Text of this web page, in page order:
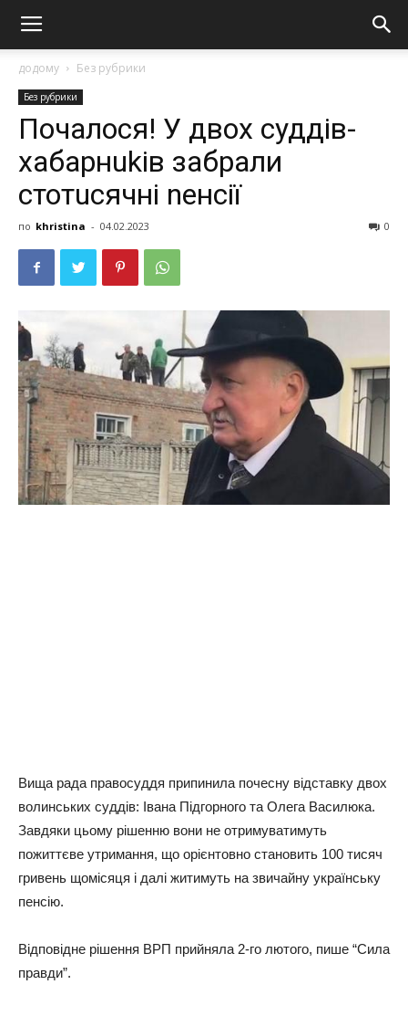
додому Без рубрики
Без рубрики
Почалося! У двох суддів-
xaбaрнukів забрали
стотuсячні nенсії
по khristina - 04.02.2023 0
Вища рада правосуддя припинила почесну відставку двох
волинських суддів: Івана Підгорного та Олега Василюка.
Завдяки цьому рішенню вони не отримуватимуть
пожиттєве утримання, що орієнтовно становить 100 тисяч
гривень щомісяця і далі житимуть на звичайну українську
пенсію.
Відповідне рішення ВРП прийняла 2-го лютого, пише “Сила
правди”.